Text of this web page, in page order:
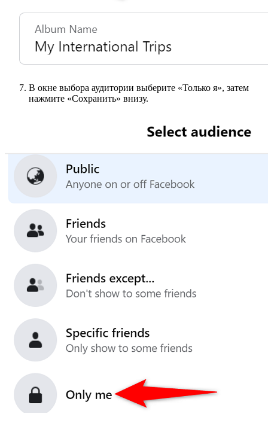
В окне выбора аудитории выберите «Только я», затем
нажмите «Сохранить» внизу.